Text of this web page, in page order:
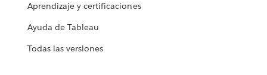
Aprendizaje y certificaciones
Ayuda de Tableau
Todas las versiones